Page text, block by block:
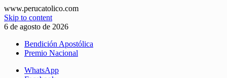
www.perucatolico.com
Skip to content
6 de agosto de 2026
Bendición Apostólica
Premio Nacional
WhatsApp